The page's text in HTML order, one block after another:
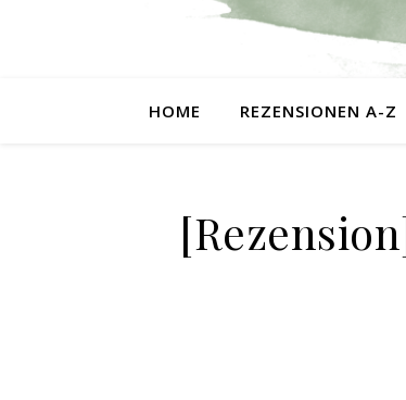
HOME REZENSIONEN A-Z